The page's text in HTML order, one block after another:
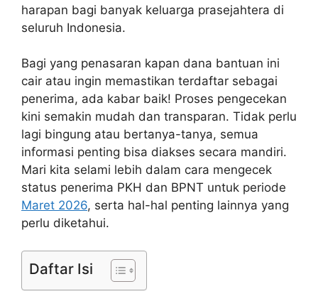
harapan bagi banyak keluarga prasejahtera di
seluruh Indonesia.
Bagi yang penasaran kapan dana bantuan ini
cair atau ingin memastikan terdaftar sebagai
penerima, ada kabar baik! Proses pengecekan
kini semakin mudah dan transparan. Tidak perlu
lagi bingung atau bertanya-tanya, semua
informasi penting bisa diakses secara mandiri.
Mari kita selami lebih dalam cara mengecek
status penerima PKH dan BPNT untuk periode
Maret 2026, serta hal-hal penting lainnya yang
perlu diketahui.
Daftar Isi